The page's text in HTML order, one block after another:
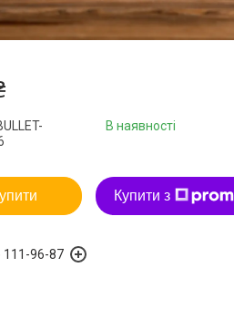
В наявності
Купити з
111-96-87